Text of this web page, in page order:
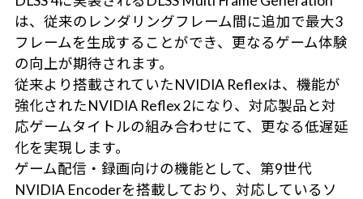
は、従来のレンダリングフレーム間に追加で最大3
フレームを生成することができ、更なるゲーム体験
の向上が期待されます。
従来より搭載されていたNVIDIA Reflexは、機能が
強化されたNVIDIA Reflex 2になり、対応製品と対
応ゲームタイトルの組み合わせにて、更なる低遅延
化を実現します。
ゲーム配信・録画向けの機能として、第9世代
NVIDIA Encoderを搭載しており、対応しているソ